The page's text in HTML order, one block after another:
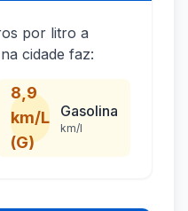
por litro a
cidade faz:
8,9
km/L
(G)
Gasolina
km/l